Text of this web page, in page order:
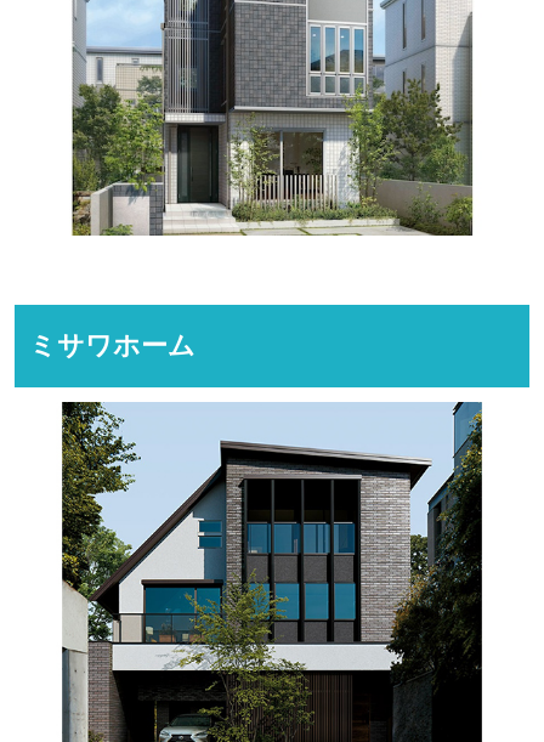
ミサワホーム